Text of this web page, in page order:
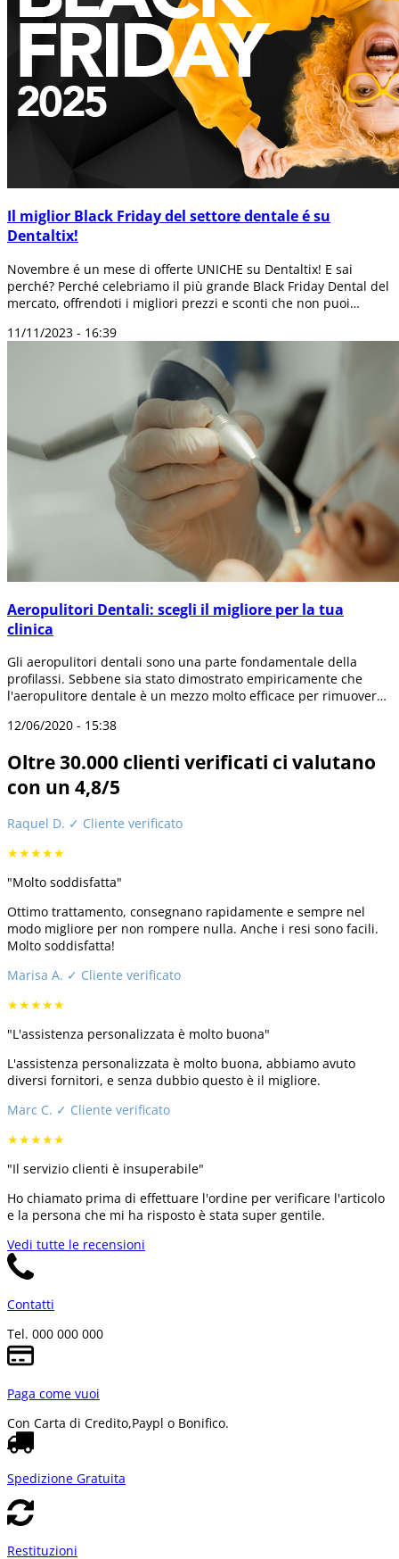
Il miglior Black Friday del settore dentale é su
Dentaltix!
Novembre é un mese di offerte UNICHE su Dentaltix! E sai
perché? Perché celebriamo il più grande Black Friday Dental del
mercato, offrendoti i migliori prezzi e sconti che non puoi
11/11/2023 - 16:39
Aeropulitori Dentali: scegli il migliore per la tua
clinica
Gli aeropulitori dentali sono una parte fondamentale della
profilassi. Sebbene sia stato dimostrato empiricamente che
l'aeropulitore dentale è un mezzo molto efficace per rimuovere
12/06/2020 - 15:38
Oltre 30.000 clienti verificati ci valutano
con un 4,8/5
Raquel D. ✓ Cliente verificato
★★★★★
"Molto soddisfatta"
Ottimo trattamento, consegnano rapidamente e sempre nel
modo migliore per non rompere nulla. Anche i resi sono facili.
Molto soddisfatta!
Marisa A. ✓ Cliente verificato
★★★★★
"L'assistenza personalizzata è molto buona"
L'assistenza personalizzata è molto buona, abbiamo avuto
diversi fornitori, e senza dubbio questo è il migliore.
Marc C. ✓ Cliente verificato
★★★★★
"Il servizio clienti è insuperabile"
Ho chiamato prima di effettuare l'ordine per verificare l'articolo
e la persona che mi ha risposto è stata super gentile.
Vedi tutte le recensioni
Contatti
Tel. 000 000 000
Paga come vuoi
Con Carta di Credito,Paypl o Bonifico.
Spedizione Gratuita
Restituzioni